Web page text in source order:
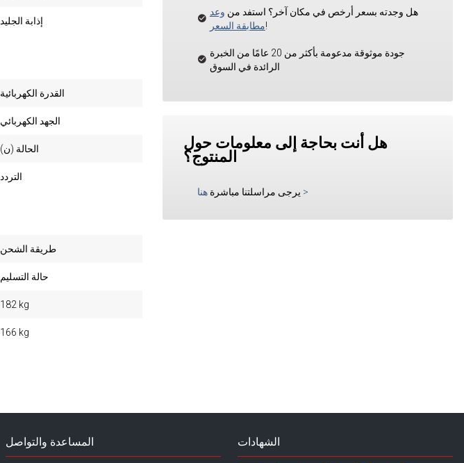
إذابة الجليد
القدرة الكهربائية
الجهد الكهربائي
الحالة (ن)
التردد
طريقة الشحن
حالة التسليم
182 kg
166 kg
هل وجدته بسعر أرخص في مكان آخر؟ استفد من وعد
مطابقة السعر!
جودة موثوقة مدعومة بأكثر من 20 عامًا من الخبرة
الرائدة في السوق
هل أنت بحاجة إلى معلومات حول
المنتوج؟
يرجى مراسلتنا مباشرة هنا >
المساعدة والتواصل الشهادات